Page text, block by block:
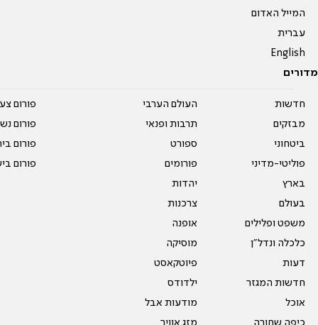
המייל האדום
עברית
English
מדורים
חדשות
מבזקים
ביטחוני
פוליטי-מדיני
בארץ
בעולם
משפט ופלילים
כלכלה ונדל"ן
דעות
חדשות המגזר
אוכל
כיפה שחורה
העולם הערבי
תרבות ופנאי
ספורט
פורומים
יהדות
צרכנות
אופנה
מוסיקה
פיוטקאסט
ילדודס
מודעות אבל
מזג אוויר
פורום
פורום
פורום
פורום